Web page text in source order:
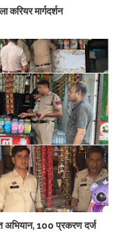
करियर मार्गदर्शन
अभियान, 100 प्रकरण दर्ज